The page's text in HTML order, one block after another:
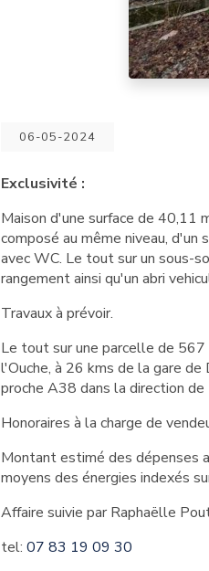
06-05-2024
Exclusivité :
Maison d'une surface de 40,11
composé au même niveau,
avec WC. Le tout sur un sous-
rangement ainsi qu'un abri
Travaux à prévoir.
Le tout sur une parcelle de
l'Ouche, à 26 kms de la gare de
proche A38 dans la direction
Honoraires à la charge de
Montant estimé des dépenses
moyens des énergies indexés
Affaire suivie par Raphaëlle
tel: 07 83 19 09 30